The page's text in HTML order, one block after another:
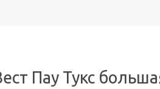
Пау Тукс